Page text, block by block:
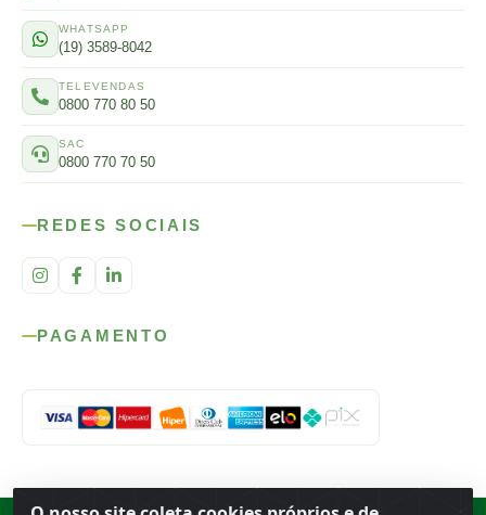
WHATSAPP
(19) 3589-8042
TELEVENDAS
0800 770 80 50
SAC
0800 770 70 50
REDES SOCIAIS
PAGAMENTO